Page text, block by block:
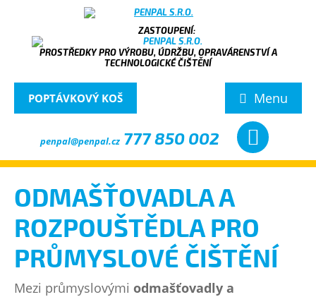
PROSTŘEDKY PRO VÝROBU, ÚDRŽBU, OPRAVÁRENSTVÍ A
TECHNOLOGICKÉ ČIŠTĚNÍ
Menu
POPTÁVKOVÝ KOŠ
penpal@penpal.cz 777 850 002
ODMAŠŤOVADLA A
ROZPOUŠTĚDLA PRO
PRŮMYSLOVÉ ČIŠTĚNÍ
Mezi průmyslovými odmašťovadly a